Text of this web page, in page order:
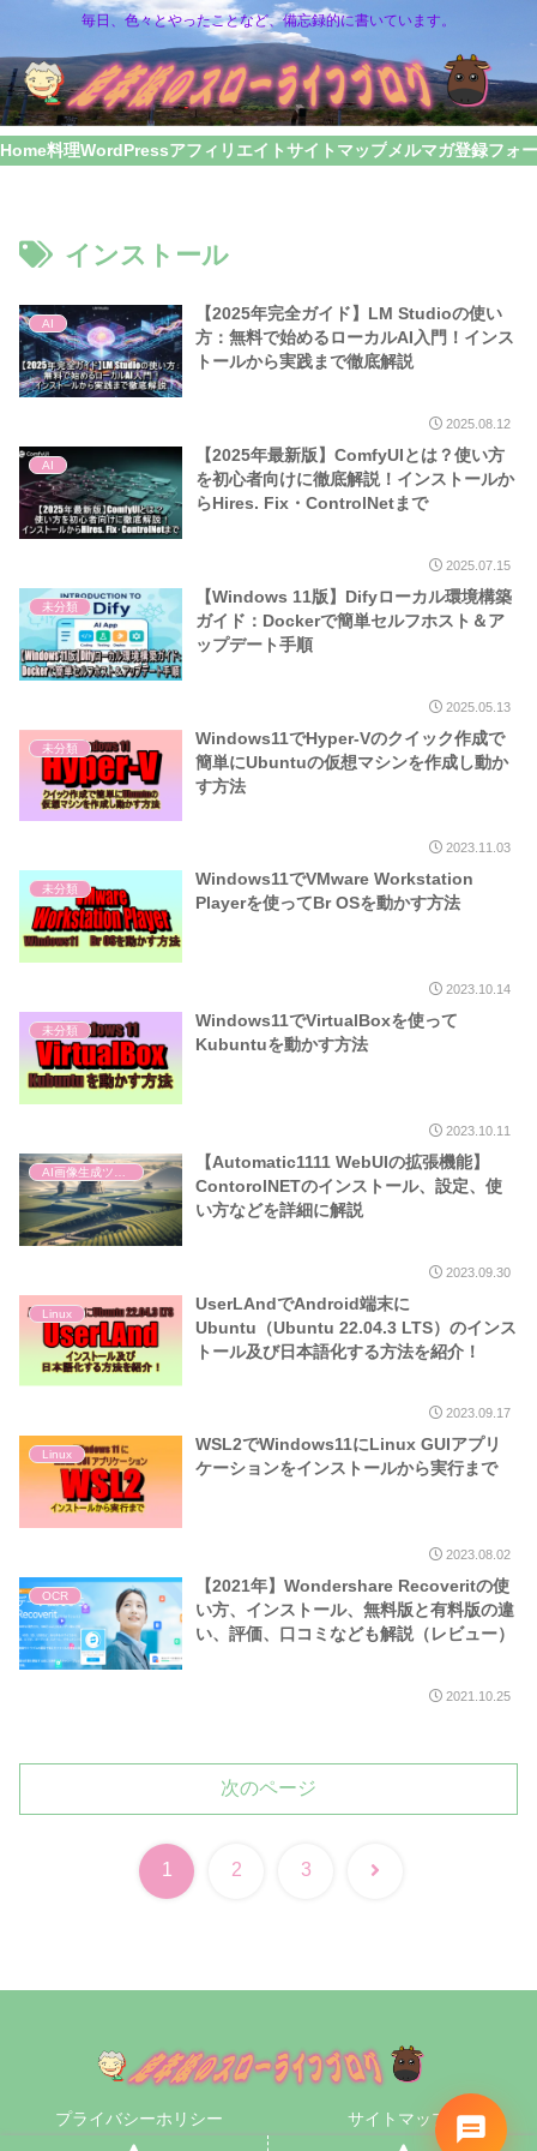
毎日、色々とやったことなど、備忘録的に書いています。
Home料理WordPressアフィリエイトサイトマップメルマガ登録フォ
インストール
AI
【2025年完全ガイド】LM Studioの使い
方：無料で始めるローカルAI入門！インス
トールから実践まで徹底解説
2025.08.12
AI
【2025年最新版】ComfyUIとは？使い方
を初心者向けに徹底解説！インストールか
らHires. Fix・ControlNetまで
2025.07.15
未分類
【Windows 11版】Difyローカル環境構築
ガイド：Dockerで簡単セルフホスト＆ア
ップデート手順
2025.05.13
未分類
Windows11でHyper-Vのクイック作成で
簡単にUbuntuの仮想マシンを作成し動か
す方法
2023.11.03
未分類
Windows11でVMware Workstation
Playerを使ってBr OSを動かす方法
2023.10.14
未分類
Windows11でVirtualBoxを使って
Kubuntuを動かす方法
2023.10.11
【Automatic1111 WebUIの拡張機能】
ContorolNETのインストール、設定、使
い方などを詳細に解説
2023.09.30
Linux
UserLAndでAndroid端末に
Ubuntu（Ubuntu 22.04.3 LTS）のインス
トール及び日本語化する方法を紹介！
2023.09.17
Linux
WSL2でWindows11にLinux GUIアプリ
ケーションをインストールから実行まで
2023.08.02
OCR
【2021年】Wondershare Recoveritの使
い方、インストール、無料版と有料版の違
い、評価、口コミなども解説（レビュー）
2021.10.25
次のページ
1 2 3 次
プライバシーホリシー サイトマップ